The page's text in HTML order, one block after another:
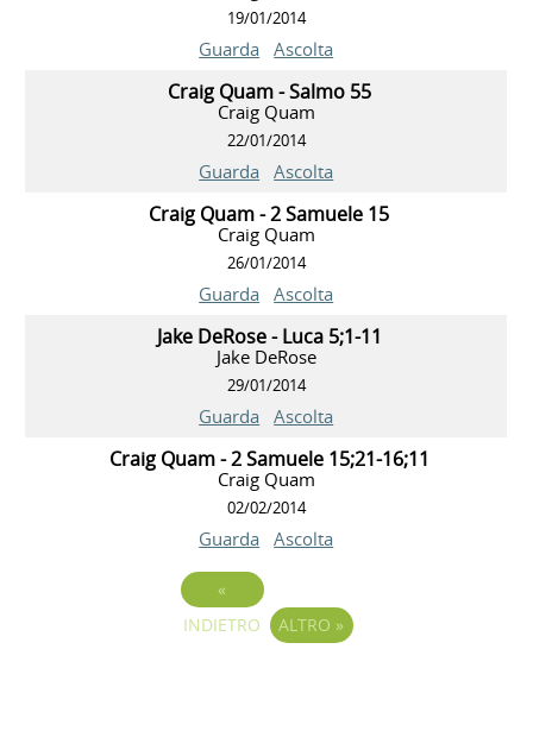
19/01/2014
Guarda Ascolta
Craig Quam - Salmo 55
Craig Quam
22/01/2014
Guarda Ascolta
Craig Quam - 2 Samuele 15
Craig Quam
26/01/2014
Guarda Ascolta
Jake DeRose - Luca 5;1-11
Jake DeRose
29/01/2014
Guarda Ascolta
Craig Quam - 2 Samuele 15;21-16;11
Craig Quam
02/02/2014
Guarda Ascolta
«
INDIETRO
ALTRO »